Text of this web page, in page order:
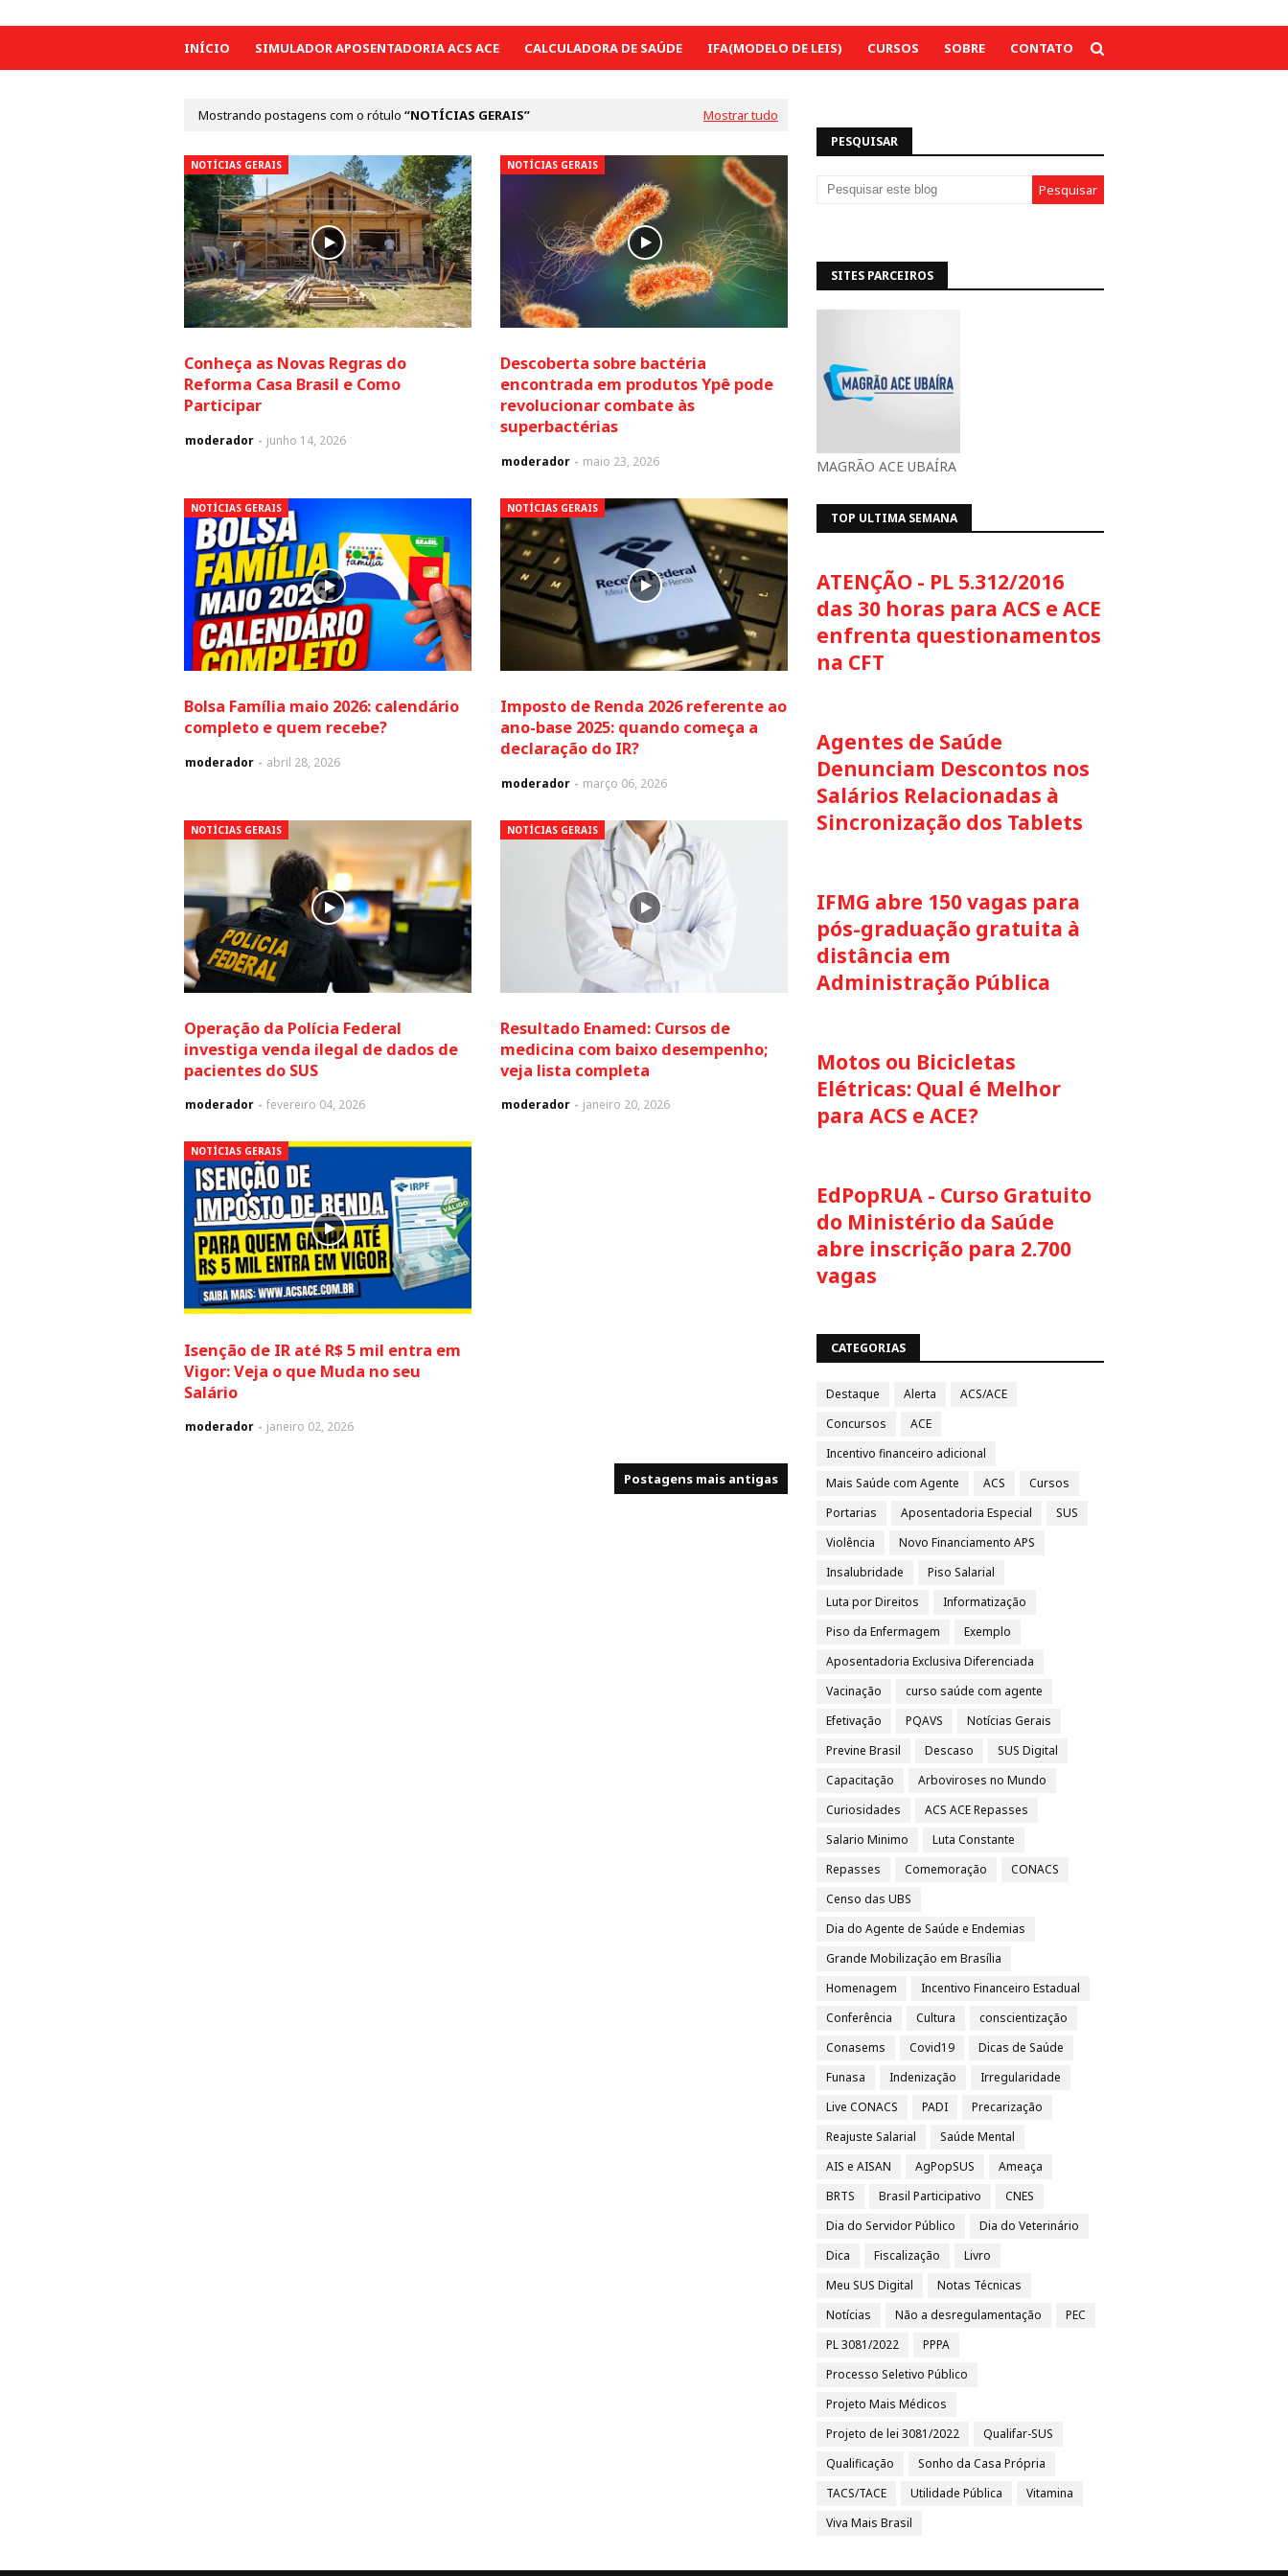
INÍCIO SIMULADOR APOSENTADORIA ACS ACE CALCULADORA DE SAÚDE IFA(MODELO DE LEIS) CURSOS SOBRE CONTATO
Mostrando postagens com o rótulo NOTÍCIAS GERAIS Mostrar tudo
NOTÍCIAS GERAIS
Conheça as Novas Regras do
Reforma Casa Brasil e Como
Participar
moderador junho 14, 2026
NOTÍCIAS GERAIS
Descoberta sobre bactéria
encontrada em produtos Ypê pode
revolucionar combate às
superbactérias
moderador maio 23, 2026
NOTÍCIAS GERAIS
Bolsa Família maio 2026: calendário
completo e quem recebe?
moderador abril 28, 2026
NOTÍCIAS GERAIS
Imposto de Renda 2026 referente ao
ano-base 2025: quando começa a
declaração do IR?
moderador março 06, 2026
NOTÍCIAS GERAIS
Operação da Polícia Federal
investiga venda ilegal de dados de
pacientes do SUS
moderador fevereiro 04, 2026
NOTÍCIAS GERAIS
Resultado Enamed: Cursos de
medicina com baixo desempenho;
veja lista completa
moderador janeiro 20, 2026
NOTÍCIAS GERAIS
Isenção de IR até R$ 5 mil entra em
Vigor: Veja o que Muda no seu
Salário
moderador janeiro 02, 2026
Postagens mais antigas
PESQUISAR
SITES PARCEIROS
MAGRÃO ACE UBAÍRA
TOP ULTIMA SEMANA
ATENÇÃO - PL 5.312/2016
das 30 horas para ACS e ACE
enfrenta questionamentos
na CFT
Agentes de Saúde
Denunciam Descontos nos
Salários Relacionadas à
Sincronização dos Tablets
IFMG abre 150 vagas para
pós-graduação gratuita à
distância em
Administração Pública
Motos ou Bicicletas
Elétricas: Qual é Melhor
para ACS e ACE?
EdPopRUA - Curso Gratuito
do Ministério da Saúde
abre inscrição para 2.700
vagas
CATEGORIAS
Destaque Alerta
ACS/ACE
Concursos
ACE
Incentivo financeiro adicional
Mais Saúde com Agente
ACS
Cursos
Portarias
Aposentadoria Especial
SUS
Violência
Novo Financiamento APS
Insalubridade
Piso Salarial
Luta por Direitos
Informatização
Piso da Enfermagem
Exemplo
Aposentadoria Exclusiva Diferenciada
Vacinação
curso saúde com agente
Efetivação
PQAVS
Notícias Gerais
Previne Brasil
Descaso
SUS Digital
Capacitação
Arboviroses no Mundo
Curiosidades
ACS ACE Repasses
Salario Minimo
Luta Constante
Repasses
Comemoração
CONACS
Censo das UBS
Dia do Agente de Saúde e Endemias
Grande Mobilização em Brasília
Homenagem
Incentivo Financeiro Estadual
Conferência
Cultura
conscientização
Conasems
Covid19
Dicas de Saúde
Funasa
Indenização
Irregularidade
Live CONACS
PADI
Precarização
Reajuste Salarial
Saúde Mental
AIS e AISAN
AgPopSUS
Ameaça
BRTS
Brasil Participativo
CNES
Dia do Servidor Público
Dia do Veterinário
Dica
Fiscalização
Livro
Meu SUS Digital
Notas Técnicas
Notícias
Não a desregulamentação
PEC
PL 3081/2022
PPPA
Processo Seletivo Público
Projeto Mais Médicos
Projeto de lei 3081/2022
Qualifar-SUS
Qualificação
Sonho da Casa Própria
TACS/TACE
Utilidade Pública
Vitamina
Viva Mais Brasil